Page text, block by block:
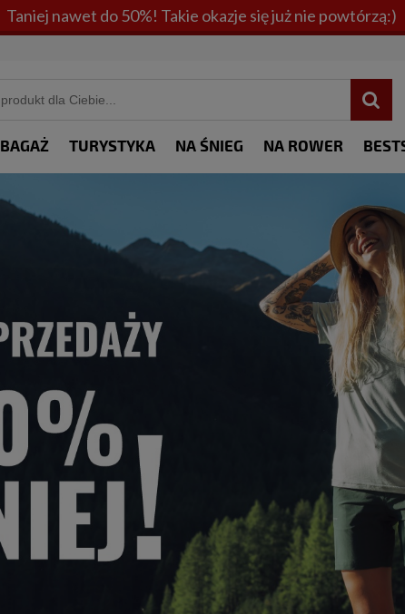
Taniej nawet do 50%! Takie okazje się już nie powtórzą:)
BAGAŻ TURYSTYKA NA ŚNIEG NA ROWER